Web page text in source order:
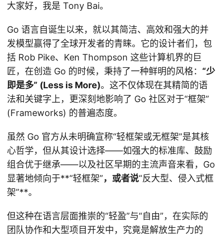
大家好，我是 Tony Bai。
Go 语言自诞生以来，就以其简洁、高效和强大的并
发模型赢得了全球开发者的青睐。它的设计者们，包
括 Rob Pike、Ken Thompson 这些计算机界的巨
匠，在创造 Go 的时候，秉持了一种鲜明的风格： “少
即是多” (Less is More)。这不仅体现在其精简的语
法和关键字上，更深刻地影响了 Go 社区对于“框架”
(Frameworks) 的普遍态度。
虽然 Go 官方从未明确宣称“轻框架或无框架”是其核
心哲学，但从其设计选择——如强大的标准库、鼓励
组合优于继承——以及社区早期的主流声音来看，Go
显著地倾向于**“轻框架”，或者说“反大型、侵入式框
架”**。
但这种在语言层面推崇的“轻盈”与“自由”，在实际的
团队协作和大型项目开发中，究竟是解放生产力的